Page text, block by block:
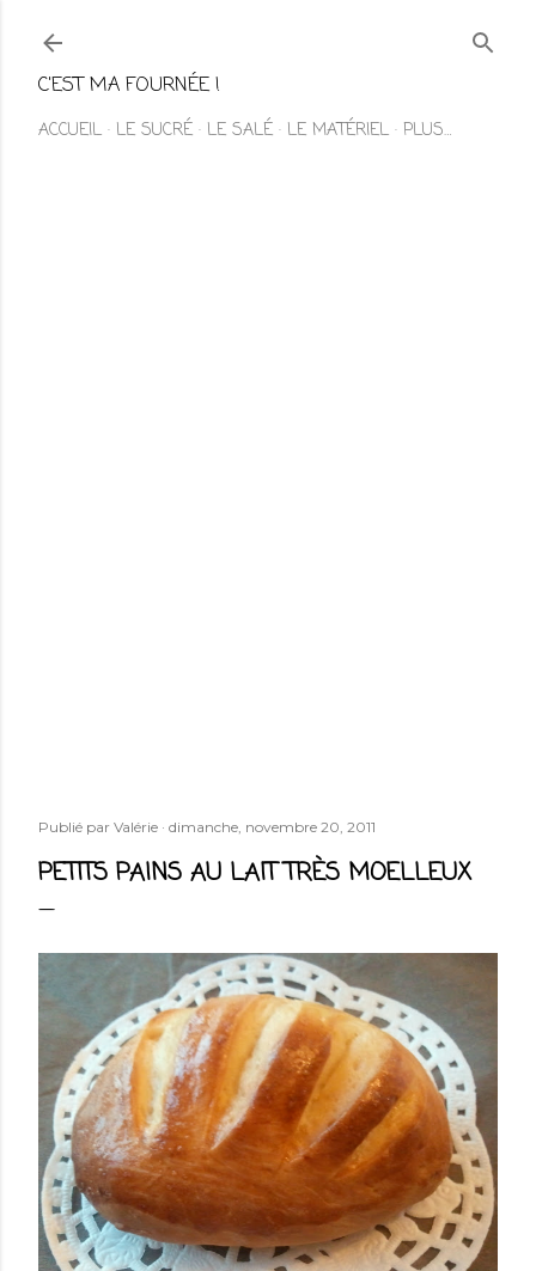
C'EST MA FOURNÉE !
ACCUEIL LE SUCRÉ LE SALÉ LE MATÉRIEL PLUS…
Publié par Valérie dimanche, novembre 20, 2011
PETITS PAINS AU LAIT TRÈS MOELLEUX